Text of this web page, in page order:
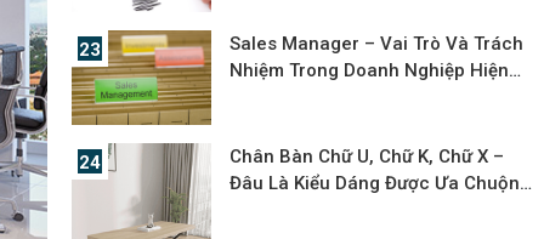
Sales Manager – Vai Trò Và Trách
Nhiệm Trong Doanh Nghiệp Hiện
Chân Bàn Chữ U, Chữ K, Chữ X –
Đâu Là Kiểu Dáng Được Ưa Chuộng